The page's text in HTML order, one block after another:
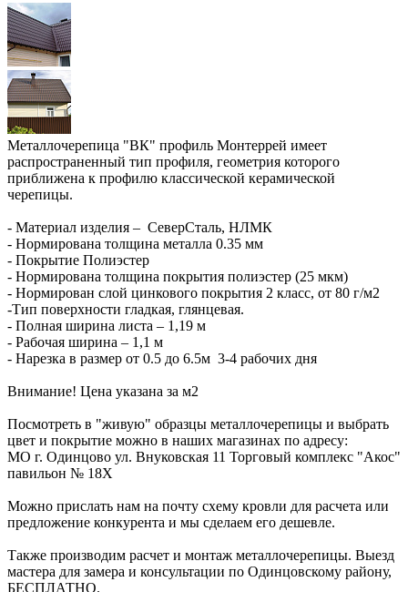
Металлочерепица "ВК" профиль Монтеррей имеет
распространенный тип профиля, геометрия которого
приближена к профилю классической керамической
черепицы.
- Материал изделия – СеверСталь, НЛМК
- Нормирована толщина металла 0.35 мм
- Покрытие Полиэстер
- Нормирована толщина покрытия полиэстер (25 мкм)
- Нормирован слой цинкового покрытия 2 класс, от 80 г/м2
-Тип поверхности гладкая, глянцевая.
- Полная ширина листа – 1,19 м
- Рабочая ширина – 1,1 м
- Нарезка в размер от 0.5 до 6.5м 3-4 рабочих дня
Внимание! Цена указана за м2
Посмотреть в "живую" образцы металлочерепицы и выбрать
цвет и покрытие можно в наших магазинах по адресу:
МО г. Одинцово ул. Внуковская 11 Торговый комплекс "Акос"
павильон № 18Х
Можно прислать нам на почту схему кровли для расчета или
предложение конкурента и мы сделаем его дешевле.
Также производим расчет и монтаж металлочерепицы. Выезд
мастера для замера и консультации по Одинцовскому району,
БЕСПЛАТНО.